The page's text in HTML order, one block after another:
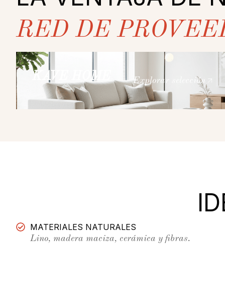
RED DE
KAVE HOME Explorar selección
MATERIALES NATURALES
Lino, madera maciza, cerámica y fibras.